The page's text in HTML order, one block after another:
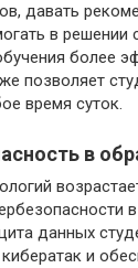
давать
в
более
позволяет
время суток.
в
данных
и